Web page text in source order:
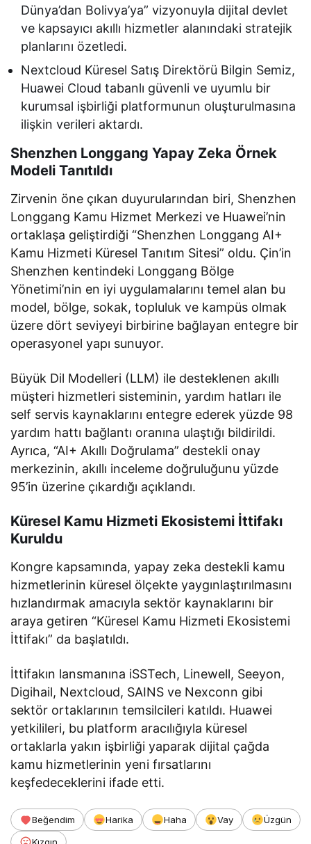
Dünya’dan Bolivya’ya” vizyonuyla dijital devlet
ve kapsayıcı akıllı hizmetler alanındaki stratejik
planlarını özetledi.
Nextcloud Küresel Satış Direktörü Bilgin Semiz,
Huawei Cloud tabanlı güvenli ve uyumlu bir
kurumsal işbirliği platformunun oluşturulmasına
ilişkin verileri aktardı.
Shenzhen Longgang Yapay Zeka Örnek
Modeli Tanıtıldı
Zirvenin öne çıkan duyurularından biri, Shenzhen
Longgang Kamu Hizmet Merkezi ve Huawei’nin
ortaklaşa geliştirdiği “Shenzhen Longgang AI+
Kamu Hizmeti Küresel Tanıtım Sitesi” oldu. Çin’in
Shenzhen kentindeki Longgang Bölge
Yönetimi’nin en iyi uygulamalarını temel alan bu
model, bölge, sokak, topluluk ve kampüs olmak
üzere dört seviyeyi birbirine bağlayan entegre bir
operasyonel yapı sunuyor.
Büyük Dil Modelleri (LLM) ile desteklenen akıllı
müşteri hizmetleri sisteminin, yardım hatları ile
self servis kaynaklarını entegre ederek yüzde 98
yardım hattı bağlantı oranına ulaştığı bildirildi.
Ayrıca, “AI+ Akıllı Doğrulama” destekli onay
merkezinin, akıllı inceleme doğruluğunu yüzde
95’in üzerine çıkardığı açıklandı.
Küresel Kamu Hizmeti Ekosistemi İttifakı
Kuruldu
Kongre kapsamında, yapay zeka destekli kamu
hizmetlerinin küresel ölçekte yaygınlaştırılmasını
hızlandırmak amacıyla sektör kaynaklarını bir
araya getiren “Küresel Kamu Hizmeti Ekosistemi
İttifakı” da başlatıldı.
İttifakın lansmanına iSSTech, Linewell, Seeyon,
Digihail, Nextcloud, SAINS ve Nexconn gibi
sektör ortaklarının temsilcileri katıldı. Huawei
yetkilileri, bu platform aracılığıyla küresel
ortaklarla yakın işbirliği yaparak dijital çağda
kamu hizmetlerinin yeni fırsatlarını
keşfedeceklerini ifade etti.
Beğendim Harika Haha Vay
Üzgün
Kızgın